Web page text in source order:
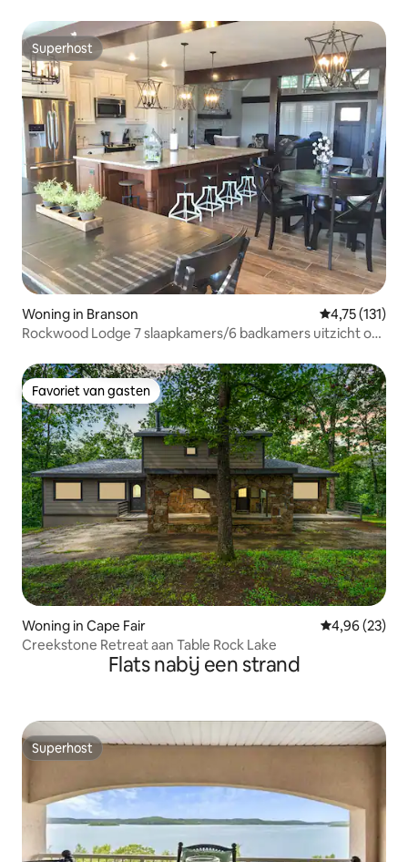
Superhost
Superhost
Woning in Branson Gemiddelde
4,75 (131)
Rockwood Lodge 7 slaapkamers/6 badkamers uitzicht op
Favoriet van gasten
Favoriet van gasten
Woning in Cape Fair Gemiddelde
4,96 (23)
Creekstone Retreat aan Table Rock Lake
Flats nabij een strand
Superhost
Superhost